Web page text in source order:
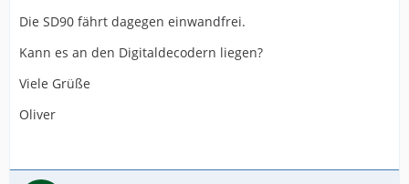
Die SD90 fährt dagegen einwandfrei.
Kann es an den Digitaldecodern liegen?
Viele Grüße
Oliver